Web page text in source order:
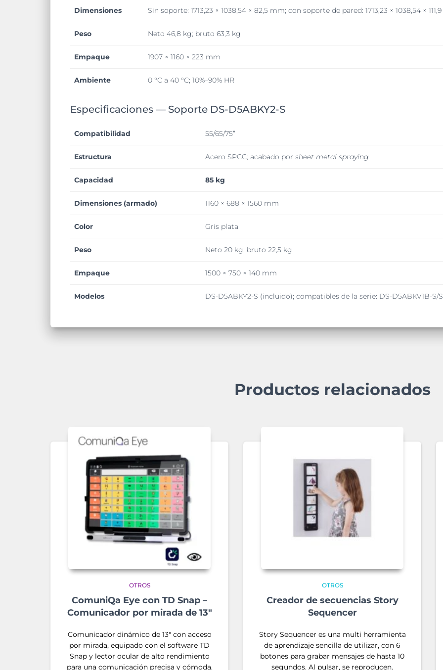
Dimensiones Sin soporte: 1713,23 × 1038,54 × 82,5 mm; con soporte de pared: 1713,23 × 1038,54 ×
Peso Neto 46,8 kg; bruto 63,3 kg
Empaque 1907 × 1160 × 223 mm
Ambiente 0 °C a 40 °C; 10%–90% HR
Especificaciones — Soporte DS-D5ABKY2-S
Compatibilidad 55/65/75”
Estructura Acero SPCC; acabado por sheet metal spraying
Capacidad 85 kg
Dimensiones (armado) 1160 × 688 × 1560 mm
Color Gris plata
Peso Neto 20 kg; bruto 22,5 kg
Empaque 1500 × 750 × 140 mm
Modelos DS-D5ABKY2-S (incluido); compatibles de la serie: DS-D5ABKV1B-S/
Productos relacionados
OTROS
ComuniQa Eye con TD Snap –
Comunicador por mirada de 13″
Comunicador dinámico de 13″ con acceso
por mirada, equipado con el software TD
Snap y lector ocular de alto rendimiento
para una comunicación precisa y cómoda.
OTROS
Creador de secuencias Story
Sequencer
Story Sequencer es una multi herramienta
de aprendizaje sencilla de utilizar, con 6
botones para grabar mensajes de hasta 10
segundos. Al pulsar, se reproducen.